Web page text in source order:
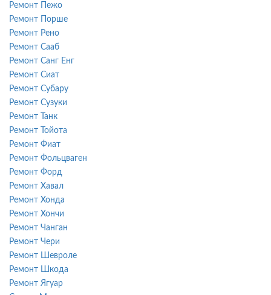
Ремонт Пежо
Ремонт Порше
Ремонт Рено
Ремонт Сааб
Ремонт Санг Енг
Ремонт Сиат
Ремонт Субару
Ремонт Сузуки
Ремонт Танк
Ремонт Тойота
Ремонт Фиат
Ремонт Фольцваген
Ремонт Форд
Ремонт Хавал
Ремонт Хонда
Ремонт Хончи
Ремонт Чанган
Ремонт Чери
Ремонт Шевроле
Ремонт Шкода
Ремонт Ягуар